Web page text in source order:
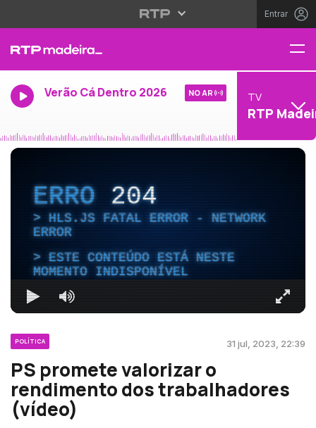
Entrar
Verão Cá Dentro 2026 NO AR TV
RTP
ERRO204
HLS.JS FATAL ERROR - NETWORK
ERROR
ESTE CONTEÚDO ESTÁ NESTE
MOMENTO INDISPONÍVEL
POLÍTICA 31 jul, 2023, 22:39
PS promete valorizar o
rendimento dos trabalhadores
(vídeo)